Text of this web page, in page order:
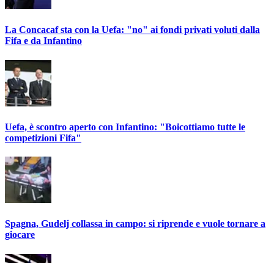
La Concacaf sta con la Uefa: "no" ai fondi privati voluti dalla
Fifa e da Infantino
Uefa, è scontro aperto con Infantino: "Boicottiamo tutte le
competizioni Fifa"
Spagna, Gudelj collassa in campo: si riprende e vuole tornare a
giocare